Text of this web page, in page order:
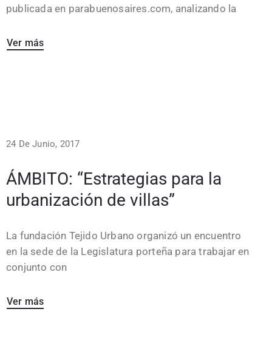
publicada en parabuenosaires.com, analizando la
Ver más
24 De Junio, 2017
ÁMBITO: “Estrategias para la
urbanización de villas”
La fundación Tejido Urbano organizó un encuentro
en la sede de la Legislatura porteña para trabajar en
conjunto con
Ver más